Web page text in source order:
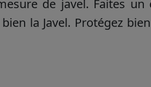
de javel. Faites un
la Javel. Protégez